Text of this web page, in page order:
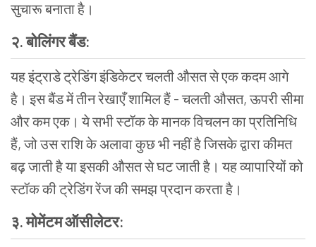
सुचारूबनाताहै।
२.बोलिंगरबैंड:
यहइंट्राडेट्रेडिंगइंडिकेटरचलतीऔसतसेएककदमआगे
है। इसबैंडमेंतीनरेखाएँशामिलहैं -चलतीऔसत,ऊपरीसीमा
औरकमएक। येसभीस्टॉककेमानकविचलनकाप्रतिनिधि
हैं,जोउसराशिकेअलावाकुछभीनहींहैजिसकेद्वाराकीमत
बढ़जातीहैयाइसकीऔसतसेघटजातीहै। यहव्यापारियोंको
स्टॉककीट्रेडिंगरेंजकीसमझप्रदानकरताहै।
३.मोमेंटमऑसीलेटर: